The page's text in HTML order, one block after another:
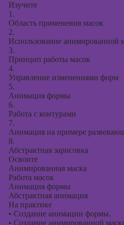
Изучите
1.
Область применения масок
2.
Использование анимированной
3.
Принцип работы масок
4.
Управление изменениями форм
5.
Анимация формы
6.
Работа с контурами
7.
Анимация на примере
8.
Абстрактная зарисовка
Освоите
Анимированная маска
Работа масок
Анимация формы
Абстрактная анимация
На практике
• Создание анимации формы.
• Создание анимированной